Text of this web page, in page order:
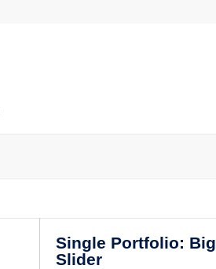
Single Portfolio: Big
Slider